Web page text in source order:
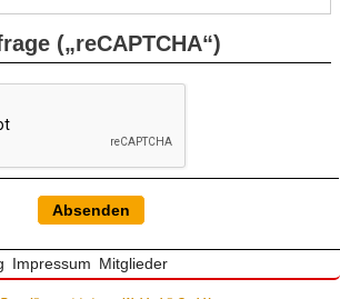
(„reCAPTCHA“)
Impressum Mitglieder